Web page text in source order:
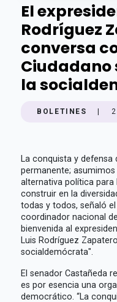
El
Rodríguez
conversa
Ciudadano
la
BOLETINES
La conquista y defensa
permanente;
alternativa política para
construir en la
todas y todos, señaló
coordinador nacional
bienvenida al
Luis Rodríguez
socialdemócrata".
El senador Castañeda
es por esencia una
democrático. “La